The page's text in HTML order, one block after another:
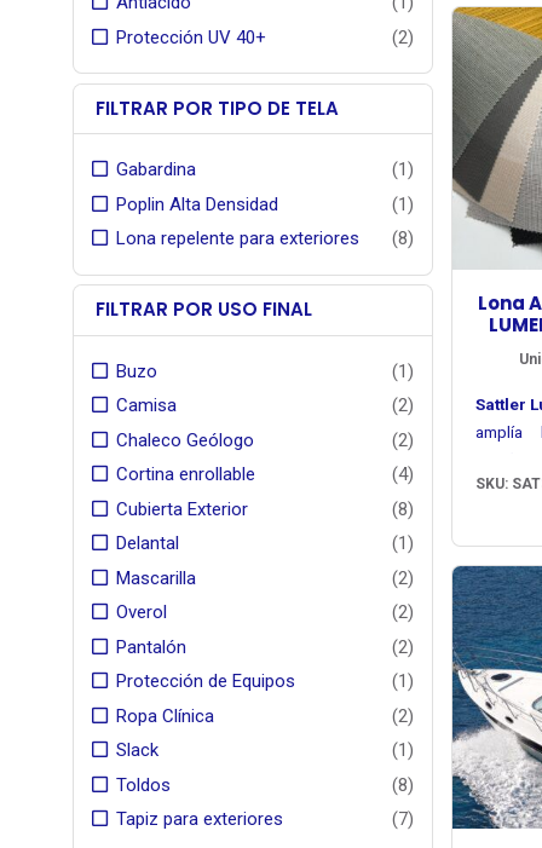
Protección UV 40+
(2)
FILTRAR POR TIPO DE TELA
Gabardina
(1)
Poplin Alta Densidad
(1)
Lona repelente para exteriores
(8)
FILTRAR POR USO FINAL
Buzo
(1)
Camisa
(2)
Chaleco Geólogo
(2)
Cortina enrollable
(4)
Cubierta Exterior
(8)
Delantal
(1)
Mascarilla
(2)
Overol
(2)
Pantalón
(2)
Protección de Equipos
(1)
Ropa Clínica
(2)
Slack
(1)
Toldos
(8)
Tapiz para exteriores
(7)
fibra
masa
asegura
a la
Cuenta
para
Ancho
El
de su
por
Lona
Sattler
amplía
visual,
alto
Sus
UV y
duradera
, ideal
que
Ancho
con
sellados
por
SKU: